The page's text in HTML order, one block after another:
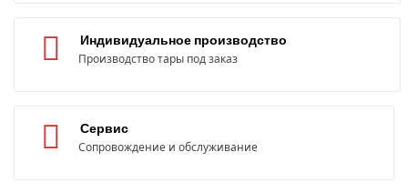
Индивидуальное производство
Производство тары под заказ
Сервис
Сопровождение и обслуживание